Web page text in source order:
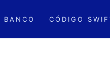
BANCO CÓDIGO